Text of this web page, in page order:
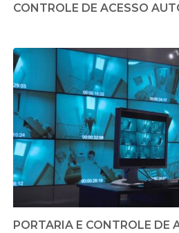
CONTROLE DE ACESSO
PORTARIA E CONTROLE DE